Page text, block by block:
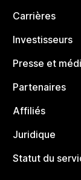
Carrières
Investisseurs
Presse et
Partenaires
Affiliés
Juridique
Statut du